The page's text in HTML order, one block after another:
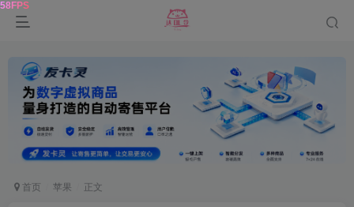
首页 苹果 正文